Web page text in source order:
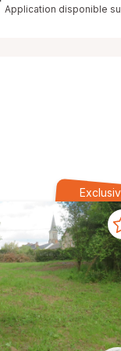
Application disponible